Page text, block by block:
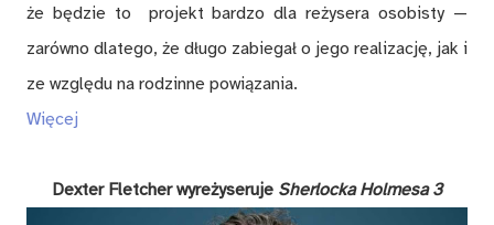
że będzie to projekt bardzo dla reżysera osobisty —
zarówno dlatego, że długo zabiegał o jego realizację, jak i
ze względu na rodzinne powiązania.
Więcej
Dexter Fletcher wyreżyseruje Sherlocka Holmesa 3